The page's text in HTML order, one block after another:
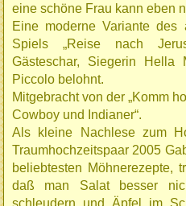
eine schöne Frau kann eben
Eine moderne Variante des
Spiels „Reise nach
Gästeschar, Siegerin Hella
Piccolo belohnt.
Mitgebracht von der „Komm
Cowboy und Indianer“.
Als kleine Nachlese zum
Traumhochzeitspaar 2005
beliebtesten Möhnerezepte,
daß man Salat besser